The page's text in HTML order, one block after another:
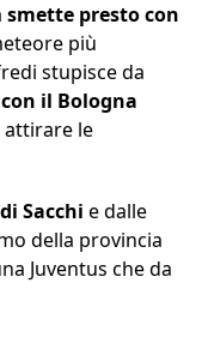
smette presto con
più
stupisce da
con il Bologna
attirare le
Sacchi e dalle
della provincia
Juventus che da